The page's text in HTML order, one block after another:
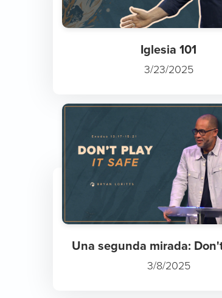
Iglesia 101
3/23/2025
Una segunda mirada:
3/8/2025